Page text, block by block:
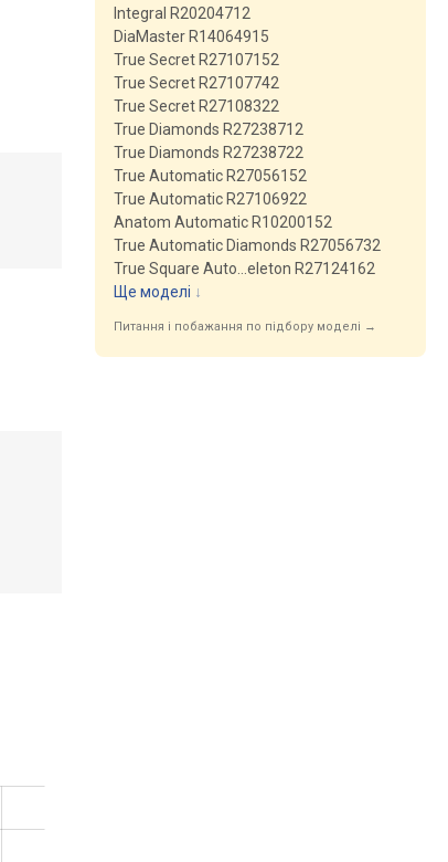
Integral R20204712
DiaMaster R14064915
True Secret R27107152
True Secret R27107742
True Secret R27108322
True Diamonds R27238712
True Diamonds R27238722
True Automatic R27056152
True Automatic R27106922
Anatom Automatic R10200152
True Automatic Diamonds R27056732
True Square Auto…eleton R27124162
Ще моделі ↓
Питання і побажання по підбору моделі →